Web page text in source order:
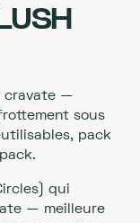
cravate —
sous
pack
qui
— meilleure